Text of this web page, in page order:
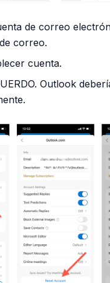
de correo
correo.
cuenta.
Outlook